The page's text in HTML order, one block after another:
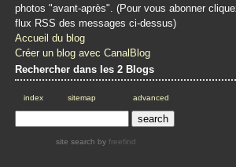
photos "avant-après". (Pour vous abonner
flux RSS des messages ci-dessus)
Accueil du blog
Créer un blog avec CanalBlog
Rechercher dans les 2 Blogs
index sitemap advanced
site search by freefind